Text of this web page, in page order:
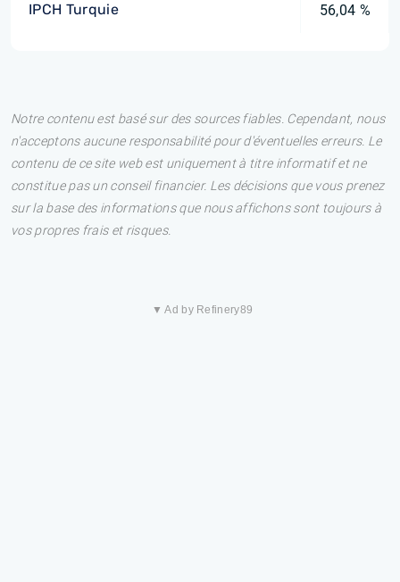
IPCH Turquie 56,04 %
Notre contenu est basé sur des sources fiables. Cependant, nous
n'acceptons aucune responsabilité pour d'éventuelles erreurs. Le
contenu de ce site web est uniquement à titre informatif et ne
constitue pas un conseil financier. Les décisions que vous prenez
sur la base des informations que nous affichons sont toujours à
vos propres frais et risques.
▼ Ad by Refinery89